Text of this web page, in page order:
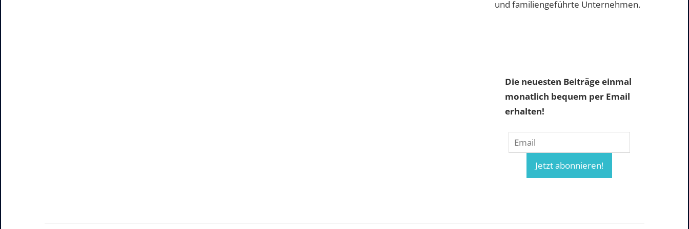
und familiengeführte Unternehmen.
Die neuesten Beiträge einmal
monatlich bequem per Email
erhalten!